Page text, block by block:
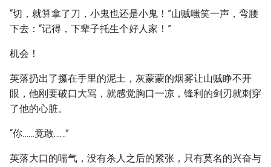
“切，就算拿了刀，小鬼也还是小鬼！”山贼嗤笑一声，弯腰
下去：“记得，下辈子托生个好人家！”
机会！
英落扔出了攥在手里的泥土，灰蒙蒙的烟雾让山贼睁不开
眼，他刚要破口大骂，就感觉胸口一凉，锋利的剑刃就刺穿
了他的心脏。
“你……竟敢……”
英落大口的喘气，没有杀人之后的紧张，只有莫名的兴奋与